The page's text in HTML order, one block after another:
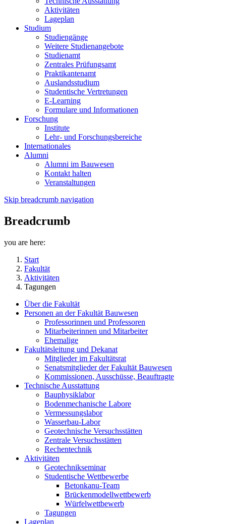
Aktivitäten
Lageplan
Studium
Studiengänge
Weitere Studienangebote
Studienamt
Zentrales Prüfungsamt
Praktikantenamt
Auslandsstudium
Studentische Vertretungen
E-Learning
Formulare und Informationen
Forschung
Institute
Lehr- und Forschungsbereiche
Internationales
Alumni
Alumni im Bauwesen
Kontakt halten
Veranstaltungen
Skip breadcrumb navigation
Breadcrumb
you are here:
Start
Fakultät
Aktivitäten
Tagungen
Über die Fakultät
Personen an der Fakultät Bauwesen
Professorinnen und Professoren
Mitarbeiterinnen und Mitarbeiter
Ehemalige
Fakultätsleitung und Dekanat
Mitglieder im Fakultätsrat
Senatsmitglieder der Fakultät Bauwesen
Kommissionen, Ausschüsse, Beauftragte
Technische Ausstattung
Bauphysiklabor
Bodenmechanische Labore
Vermessungslabor
Wasserbau-Labor
Geotechnische Versuchsstätten
Zentrale Versuchsstätten
Rechentechnik
Aktivitäten
Geotechnikseminar
Studentische Wettbewerbe
Betonkanu-Team
Brückenmodellwettbewerb
Würfelwettbewerb
Tagungen
Lageplan